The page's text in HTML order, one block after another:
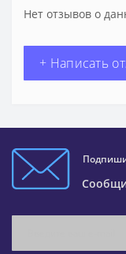
Нет отзывов о
+ Написать